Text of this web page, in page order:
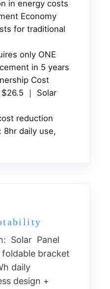
in energy costs
Economy
for traditional
only ONE
in 5 years
Cost
｜ Solar
reduction
8hr daily use,
Solar Panel
bracket
daily
design +